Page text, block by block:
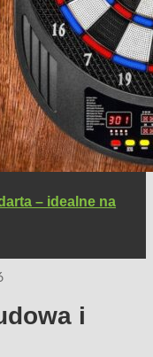
– idealne na
i